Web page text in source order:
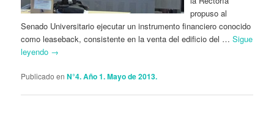
propuso al
Senado Universitario ejecutar un instrumento financiero conocido
como leaseback, consistente en la venta del edificio del …Sigue
leyendo →
Publicado en N°4. Año 1. Mayo de 2013.